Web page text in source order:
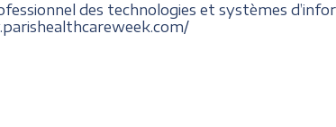
des technologies et systèmes